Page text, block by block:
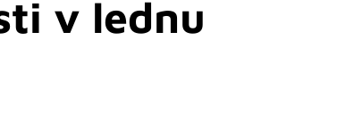
v lednu